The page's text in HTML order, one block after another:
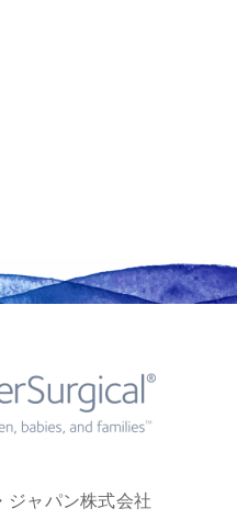
ジャパン株式会社